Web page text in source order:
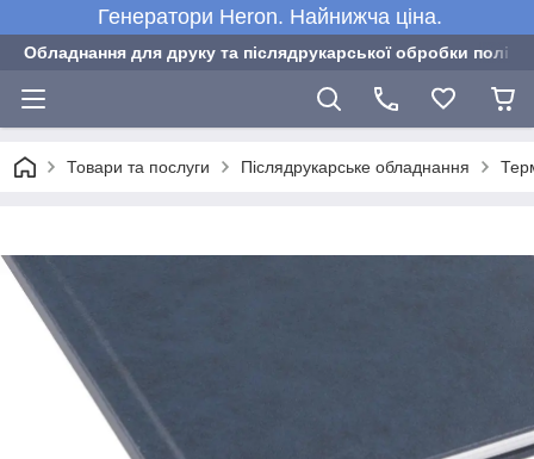
Генератори Heron. Найнижча ціна.
Обладнання для друку та післядрукарської обробки
Товари та послуги Післядрукарське обладнання